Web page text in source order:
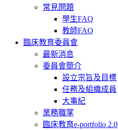
常見問題
學生FAQ
教師FAQ
臨床教育委員會
最新消息
委員會簡介
設立宗旨及目標
任務及組織成員
大事紀
業務職掌
臨床教育e-portfolio 2.0